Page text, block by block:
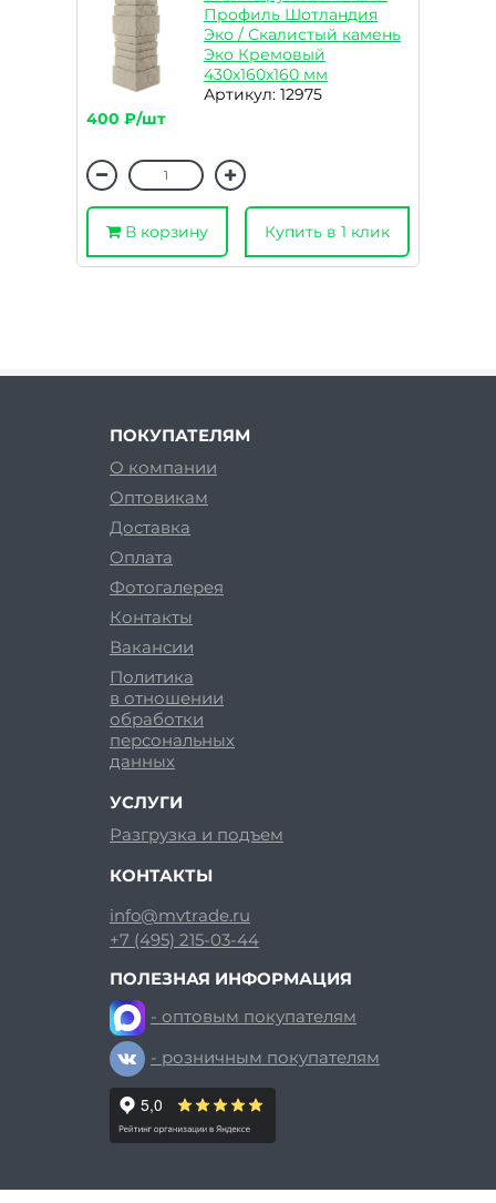
Профиль Шотландия
Эко / Скалистый камень
Эко Кремовый
430х160х160 мм
Артикул: 12975
400 ₽/шт
В корзину Купить в 1 клик
ПОКУПАТЕЛЯМ
О компании
Оптовикам
Доставка
Оплата
Фотогалерея
Контакты
Вакансии
Политика
в отношении
обработки
персональных
данных
УСЛУГИ
Разгрузка и подъем
КОНТАКТЫ
info@mvtrade.ru
+7 (495) 215-03-44
ПОЛЕЗНАЯ ИНФОРМАЦИЯ
- оптовым покупателям
- розничным покупателям